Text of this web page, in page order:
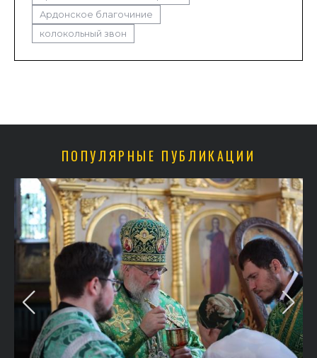
Ардонское благочиние
колокольный звон
ПОПУЛЯРНЫЕ ПУБЛИКАЦИИ